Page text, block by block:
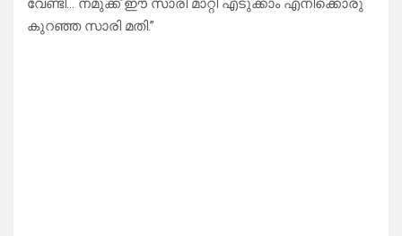
വേണ്ടി… നമുക്ക് ഈ സാരി മാറ്റി എടുക്കാം എനിക്കൊരു
കുറഞ്ഞ സാരി മതി.”